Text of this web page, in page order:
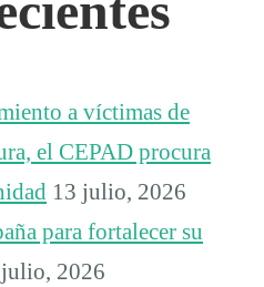
a víctimas de
el CEPAD procura
13 julio, 2026
para fortalecer su
2026